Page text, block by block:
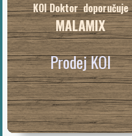
KOI Doktor doporučuje
MALAMIX
Prodej KOI